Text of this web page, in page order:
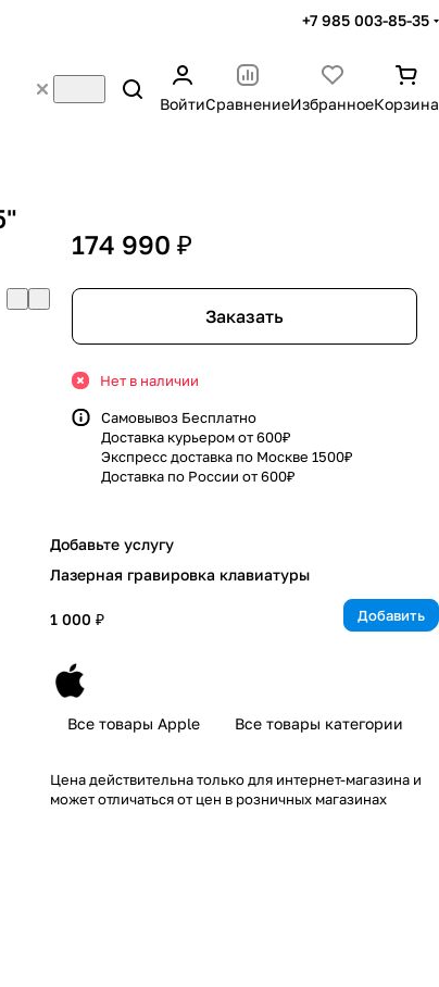
+7 985 003-85-35
ВойтиСравнениеИзбранноеКорзина
174 990 ₽
Заказать
Нет в наличии
Самовывоз Бесплатно
Доставка курьером от 600₽
Экспресс доставка по Москве 1500₽
Доставка по России от 600₽
Добавьте услугу
Лазерная гравировка клавиатуры
1 000 ₽ Добавить
Все товары Apple Все товары категории
Цена действительна только для интернет-магазина и
может отличаться от цен в розничных магазинах